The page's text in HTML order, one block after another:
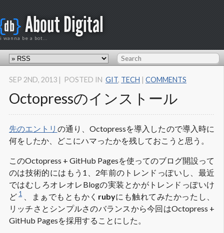
db} About Digital
i wanna be a bot...
Octopressのインストール
SEP 2ND, 2013 | POSTED IN GIT, TECH | COMMENTS
先のエントリ の通り、Octopressを導入したので導入時に
何をしたか、どこにハマったかを残しておこうと思う。
このOctopress + GitHub Pagesを使ってのブログ開設って
のは技術的にはもう1、2年前のトレンドっぽいし、最近
ではむしろオレオレBlogの実装とかがトレンドっぽいけ
ど 1 、まぁでもともかく rubyにも触れてみたかったし、
リッチさとシンプルさのバランスから今回はOctopress +
GitHub Pagesを採用することにした。